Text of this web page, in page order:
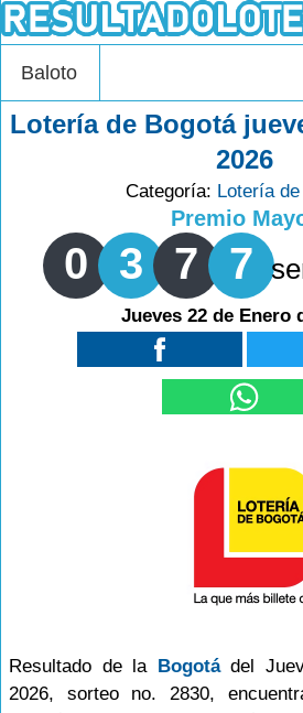
Baloto
Lotería de Bogotá
2026
Categoría: Lotería
Premio
0 3 7 7
Jueves 22 de Enero
Resultado de la Bogotádel
2026, sorteo no. 2830,